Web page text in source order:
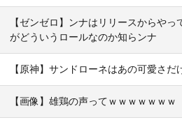
【ゼンゼロ】ンナはリリースからや
がどういうロールなのか知らンナ
【原神】サンドローネはあの可愛さだ
【画像】雄鶏の声ってｗｗｗｗｗｗｗ